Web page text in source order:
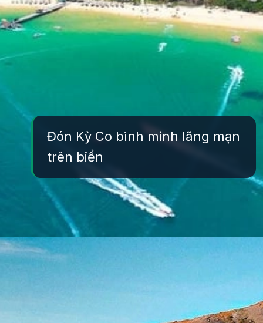
Đón Kỳ Co bình minh lãng mạn
trên biển
Đang mở https://yeukhoahoc.edu.vn/bai-bien-ky-co